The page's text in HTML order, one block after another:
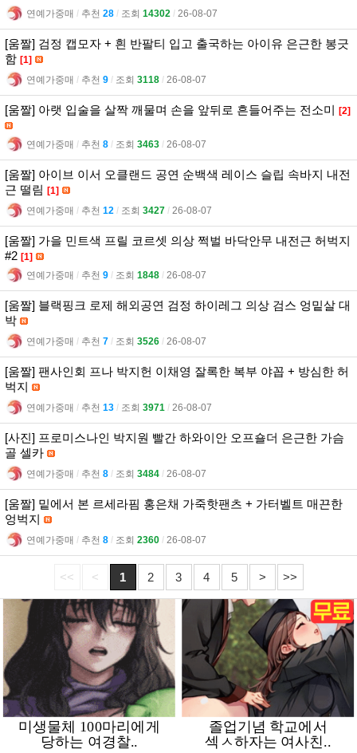
연예가중매 l 추천 28 l 조회 14302 l 26-08-07
[움짤] 검정 캡모자 + 흰 반팔티 입고 출국하는 아이유 은근한 봉긋
함 [1]
연예가중매 l 추천 9 l 조회 3118 l 26-08-07
[움짤] 아랫 입술을 살짝 깨물며 손을 앞뒤로 흔들어주는 전소미 [2]
연예가중매 l 추천 8 l 조회 3463 l 26-08-07
[움짤] 아이브 이서 오클랜드 공연 순백색 레이스 슬립 속바지 내전
근 떨림 [1]
연예가중매 l 추천 12 l 조회 3427 l 26-08-07
[움짤] 가을 민트색 프릴 코르셋 의상 쩍벌 바닥안무 내전근 허벅지
#2 [1]
연예가중매 l 추천 9 l 조회 1848 l 26-08-07
[움짤] 블랙핑크 로제 해외공연 검정 하이레그 의상 검스 엉밑살 대
박
연예가중매 l 추천 7 l 조회 3526 l 26-08-07
[움짤] 팬사인회 프나 박지헌 이채영 잘록한 복부 야꼽 + 방심한 허
벅지
연예가중매 l 추천 13 l 조회 3971 l 26-08-07
[사진] 프로미스나인 박지원 빨간 하와이안 오프숄더 은근한 가슴
골 셀카
연예가중매 l 추천 8 l 조회 3484 l 26-08-07
[움짤] 밑에서 본 르세라핌 홍은채 가죽핫팬츠 + 가터벨트 매끈한
엉벅지
연예가중매 l 추천 8 l 조회 2360 l 26-08-07
<< < 1 2 3 4 5 > >>